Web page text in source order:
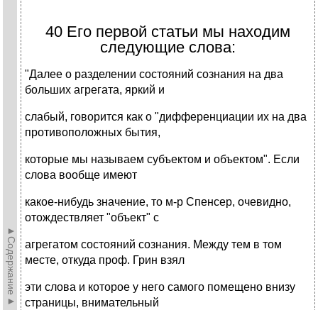
►Содержание►
40 Его первой статьи мы находим
следующие слова:
"Далее о разделении состояний сознания на два
больших агрегата, яркий и
слабый, говорится как о "дифференциации их на два
противоположных бытия,
которые мы называем субъектом и объектом". Если
слова вообще имеют
какое-нибудь значение, то м-р Спенсер, очевидно,
отождествляет "объект" с
агрегатом состояний сознания. Между тем в том
месте, откуда проф. Грин взял
эти слова и которое у него самого помещено внизу
страницы, внимательный